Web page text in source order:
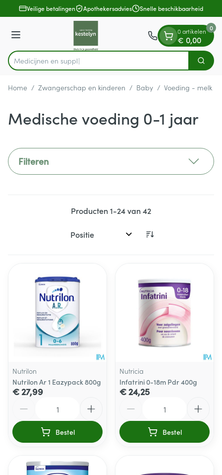
Ga naar de inhoud
1 van 1Veilige betalingen Apothekersadvies Snelle beschikbaarheid
Menu
Product, merk, categorie... Zoek
0 artikelen
€ 0,00
0
Home / Zwangerschap en kinderen / Baby / Voeding - melk
Medische voeding 0-1 jaar
Filteren
Producten1-24van42
Sorteer op:
Nutrilon
Nutrilon Ar 1 Eazypack 800g
€ 27,99
Bestel
Nutricia
Infatrini 0-18m Pdr 400g
€ 24,25
Bestel